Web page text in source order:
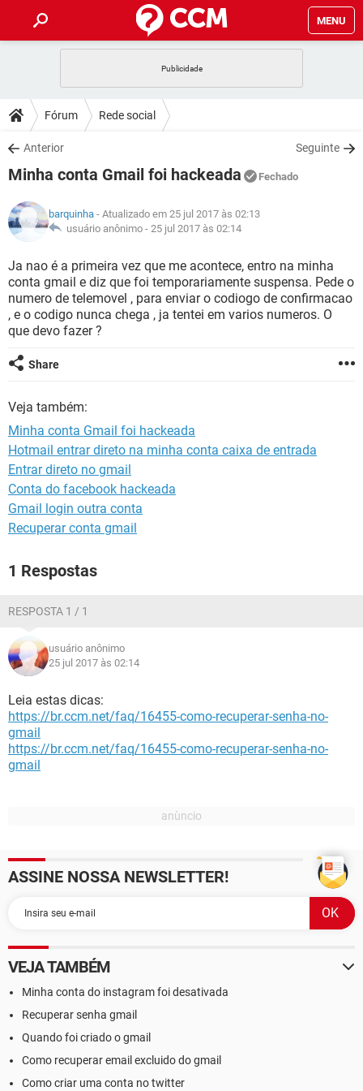
MENU
CELULAR
OUTLOOK
INSTAGRAM GMAIL
GUIA DE COMPRAS
DICAS
JOGOS
INSTAGRAM GMAIL
GUIA DE COMPRAS
DOWNLOADS
JOGOS WHATSAPP
CELULAR
OUTLOOK EXCEL
INSTAGRAM
GUIA DE COMPRAS
JOGOS WHATSAPP
CELULAR
OUTLOOK EXCEL
INSTAGRAM GMAIL
GUIA DE COMPRAS
GLOSSÁRIO
CELULAR FACEBOOK
OUTLOOK EXCEL
GUIA DE COMPRAS
Fórum Rede social
Anterior Seguinte
Minha conta Gmail foi hackeada Fechado
barquinha - Atualizado em 25 jul 2017 às 02:13
usuário anônimo - 25 jul 2017 às 02:14
Ja nao é a primeira vez que me acontece, entro na minha
conta gmail e diz que foi temporariamente suspensa. Pede o
numero de telemovel , para enviar o codiogo de confirmacao
, e o codigo nunca chega , ja tentei em varios numeros. O
que devo fazer ?
Share
Veja também:
Minha conta Gmail foi hackeada
Hotmail entrar direto na minha conta caixa de entrada
Entrar direto no gmail
Conta do facebook hackeada
Gmail login outra conta
Recuperar conta gmail
1 Respostas
RESPOSTA 1 / 1
usuário anônimo
25 jul 2017 às 02:14
Leia estas dicas:
https://br.ccm.net/faq/16455-como-recuperar-senha-no-
gmail
https://br.ccm.net/faq/16455-como-recuperar-senha-no-
gmail
ASSINE NOSSA NEWSLETTER!
VEJA TAMBÉM
Minha conta do instagram foi desativada
Recuperar senha gmail
Quando foi criado o gmail
Como recuperar email excluido do gmail
Como criar uma conta no twitter